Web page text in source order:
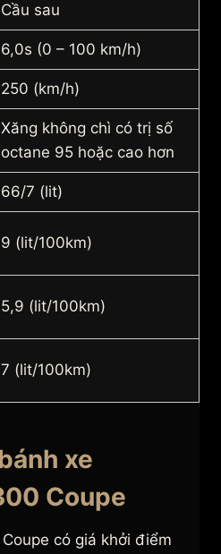
Cầu sau
6,0s (0 – 100 km/h)
250 (km/h)
Xăng không chì có trị số
octane 95 hoặc cao hơn
66/7 (lit)
9 (lit/100km)
5,9 (lit/100km)
7 (lit/100km)
xe
Coupe
có giá khởi điểm